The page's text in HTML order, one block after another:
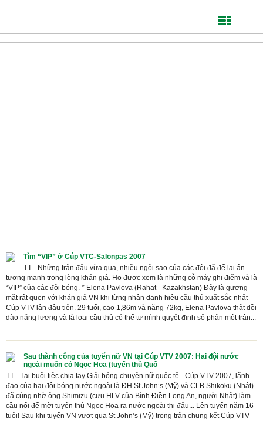
Tìm “VIP” ở Cúp VTC-Salonpas 2007
TT - Những trận đấu vừa qua, nhiều ngôi sao của các đội đã để lại ấn
tượng mạnh trong lòng khán giả. Họ được xem là những cỗ máy ghi điểm và là
“VIP” của các đội bóng. * Elena Pavlova (Rahat - Kazakhstan) Đây là gương
mặt rất quen với khán giả VN khi từng nhận danh hiệu cầu thủ xuất sắc nhất
Cúp VTV lần đầu tiên. 29 tuổi, cao 1,86m và nặng 72kg, Elena Pavlova thật dồi
dào năng lượng và là loại cầu thủ có thể tự mình quyết định số phận một trận...
Sau thành công của tuyển nữ VN tại Cúp VTV 2007: Hai đội nước
ngoài muốn có Ngọc Hoa (tuyển thủ Quố
TT - Tại buổi tiệc chia tay Giải bóng chuyền nữ quốc tế - Cúp VTV 2007, lãnh
đạo của hai đội bóng nước ngoài là ĐH St John’s (Mỹ) và CLB Shikoku (Nhật)
đã cùng nhờ ông Shimizu (cựu HLV của Bình Điền Long An, người Nhật) làm
cầu nối để mời tuyển thủ Ngọc Hoa ra nước ngoài thi đấu... Lên tuyển năm 16
tuổi! Sau khi tuyển VN vượt qua St John’s (Mỹ) trong trận chung kết Cúp VTV